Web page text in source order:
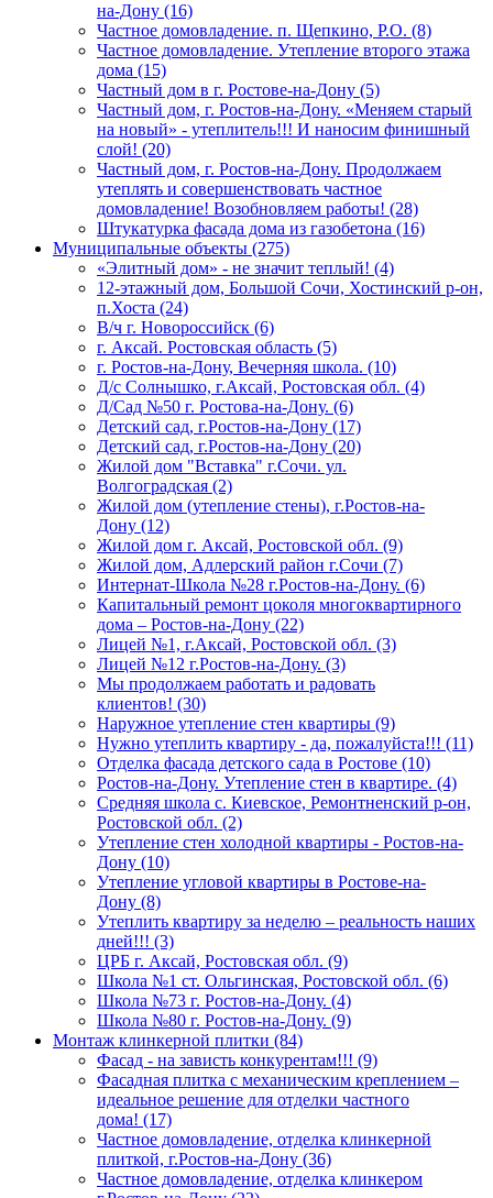
на-Дону (16)
Частное домовладение. п. Щепкино, Р.О. (8)
Частное домовладение. Утепление второго этажа
дома (15)
Частный дом в г. Ростове-на-Дону (5)
Частный дом, г. Ростов-на-Дону. «Меняем старый
на новый» - утеплитель!!! И наносим финишный
слой! (20)
Частный дом, г. Ростов-на-Дону. Продолжаем
утеплять и совершенствовать частное
домовладение! Возобновляем работы! (28)
Штукатурка фасада дома из газобетона (16)
Муниципальные объекты (275)
«Элитный дом» - не значит теплый! (4)
12-этажный дом, Большой Сочи, Хостинский р-он,
п.Хоста (24)
В/ч г. Новороссийск (6)
г. Аксай. Ростовская область (5)
г. Ростов-на-Дону, Вечерняя школа. (10)
Д/с Солнышко, г.Аксай, Ростовская обл. (4)
Д/Сад №50 г. Ростова-на-Дону. (6)
Детский сад, г.Ростов-на-Дону (17)
Детский сад, г.Ростов-на-Дону (20)
Жилой дом "Вставка" г.Сочи. ул.
Волгоградская (2)
Жилой дом (утепление стены), г.Ростов-на-
Дону (12)
Жилой дом г. Аксай, Ростовской обл. (9)
Жилой дом, Адлерский район г.Сочи (7)
Интернат-Школа №28 г.Ростов-на-Дону. (6)
Капитальный ремонт цоколя многоквартирного
дома – Ростов-на-Дону (22)
Лицей №1, г.Аксай, Ростовской обл. (3)
Лицей №12 г.Ростов-на-Дону. (3)
Мы продолжаем работать и радовать
клиентов! (30)
Наружное утепление стен квартиры (9)
Нужно утеплить квартиру - да, пожалуйста!!! (11)
Отделка фасада детского сада в Ростове (10)
Ростов-на-Дону. Утепление стен в квартире. (4)
Средняя школа с. Киевское, Ремонтненский р-он,
Ростовской обл. (2)
Утепление стен холодной квартиры - Ростов-на-
Дону (10)
Утепление угловой квартиры в Ростове-на-
Дону (8)
Утеплить квартиру за неделю – реальность наших
дней!!! (3)
ЦРБ г. Аксай, Ростовская обл. (9)
Школа №1 ст. Ольгинская, Ростовской обл. (6)
Школа №73 г. Ростов-на-Дону. (4)
Школа №80 г. Ростов-на-Дону. (9)
Монтаж клинкерной плитки (84)
Фасад - на зависть конкурентам!!! (9)
Фасадная плитка с механическим креплением –
идеальное решение для отделки частного
дома! (17)
Частное домовладение, отделка клинкерной
плиткой, г.Ростов-на-Дону (36)
Частное домовладение, отделка клинкером